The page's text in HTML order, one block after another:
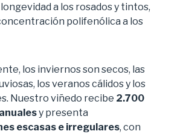
a los rosados y tintos,
polifenólica a los
los inviernos son secos, las
los veranos cálidos y los
Nuestro viñedo recibe 2.700
y presenta
escasas e irregulares, con